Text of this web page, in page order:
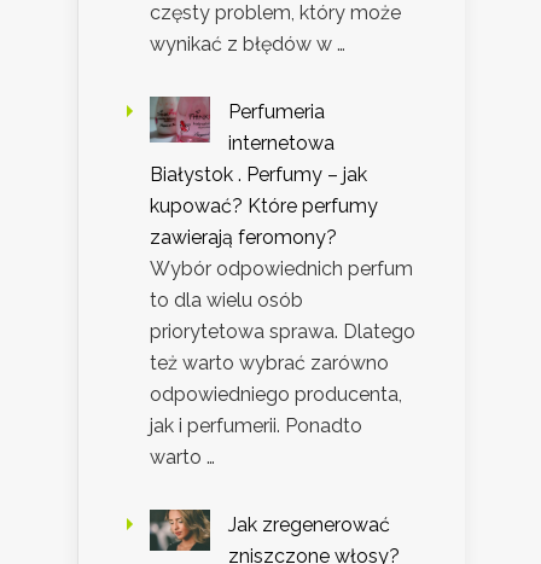
częsty problem, który może
wynikać z błędów w …
Perfumeria
internetowa
Białystok . Perfumy – jak
kupować? Które perfumy
zawierają feromony?
Wybór odpowiednich perfum
to dla wielu osób
priorytetowa sprawa. Dlatego
też warto wybrać zarówno
odpowiedniego producenta,
jak i perfumerii. Ponadto
warto …
Jak zregenerować
zniszczone włosy?